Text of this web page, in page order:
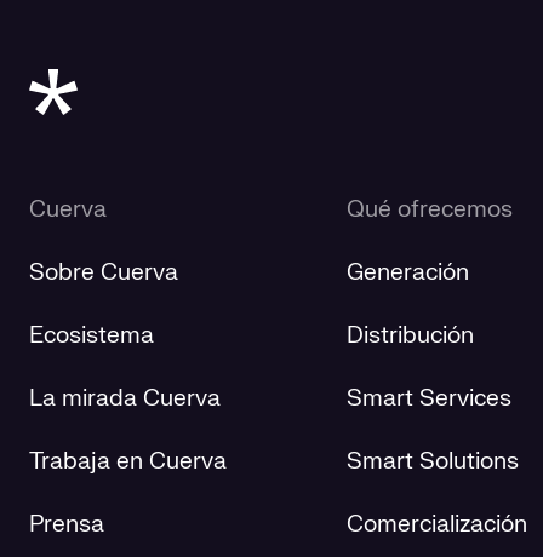
Cuerva
Sobre Cuerva
Ecosistema
La mirada Cuerva
Trabaja en Cuerva
Prensa
Qué ofrecemos
Generación
Distribución
Smart Services
Smart Solutions
Comercialización